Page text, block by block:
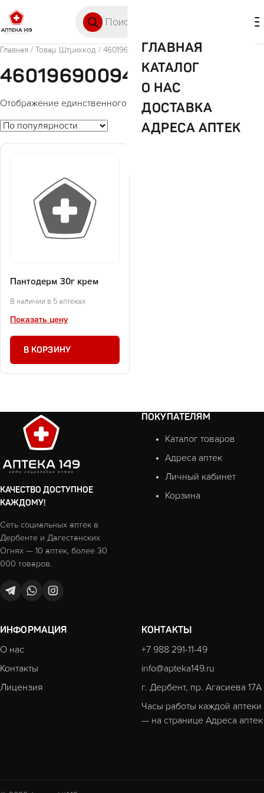
ГЛАВНАЯ
КАТАЛОГ
О НАС
ДОСТАВКА
АДРЕСА АПТЕК
Главная / Товар Штрихкод / 4601969009439
4601969009439
Отображение единственного товара
Пантодерм 30г крем
В наличии в 5 аптеках
Показать цену
В КОРЗИНУ
КАЧЕСТВО ДОСТУПНОЕ
КАЖДОМУ!
Сеть социальных аптек в
Дербенте и Дагестанских
Огнях — 10 аптек, более 30
000 товаров.
ПОКУПАТЕЛЯМ
Каталог товаров
Адреса аптек
Личный кабинет
Корзина
ИНФОРМАЦИЯ
О нас
Контакты
Лицензия
КОНТАКТЫ
+7 988 291-11-49
info@apteka149.ru
г. Дербент, пр. Агасиева 17А
Часы работы каждой аптеки
— на странице Адреса аптек